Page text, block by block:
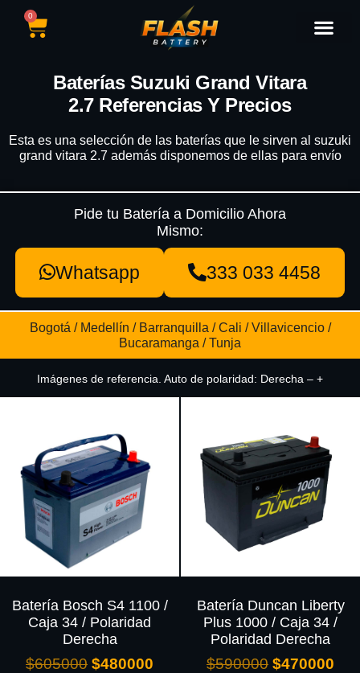
0
Baterías Suzuki Grand Vitara
2.7 Referencias Y Precios
Esta es una selección de las baterías que le sirven al suzuki
grand vitara 2.7 además disponemos de ellas para envío
Pide tu Batería a Domicilio Ahora
Mismo:
Whatsapp 333 033 4458
Bogotá / Medellín / Barranquilla / Cali / Villavicencio /
Bucaramanga / Tunja
Imágenes de referencia. Auto de polaridad: Derecha – +
Batería Bosch S4 1100 /
Caja 34 / Polaridad
Derecha
$605000 $480000
Batería Duncan Liberty
Plus 1000 / Caja 34 /
Polaridad Derecha
$590000 $470000